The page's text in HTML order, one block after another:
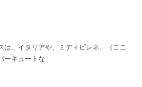
は、イタリアや、ミディピレネ、（ここ
ーキュートな